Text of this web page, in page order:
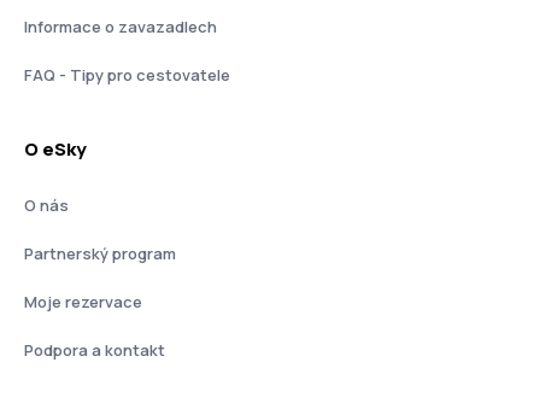
Informace o zavazadlech
FAQ - Tipy pro cestovatele
O eSky
O nás
Partnerský program
Moje rezervace
Podpora a kontakt